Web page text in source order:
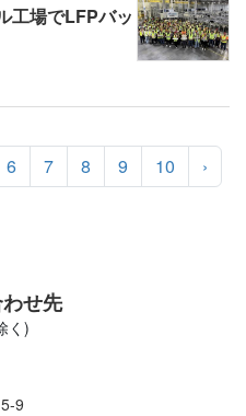
工場でLFPバッ
6 7 8 9 10 ›
せ先
く)
9